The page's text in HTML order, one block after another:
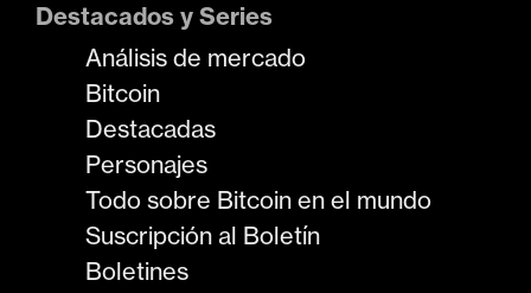
Destacados y Series
Análisis de mercado
Bitcoin
Destacadas
Personajes
Todo sobre Bitcoin en el mundo
Suscripción al Boletín
Boletines